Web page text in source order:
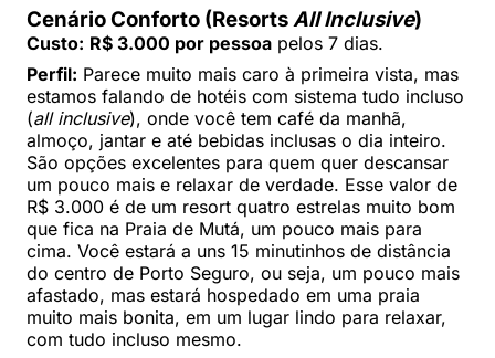
Cenário Conforto (ResortsAll Inclusive)
Custo: R$ 3.000 por pessoa pelos 7 dias.
Perfil: Parece muito mais caro à primeira vista, mas
estamos falando de hotéis com sistema tudo incluso
(all inclusive), onde você tem café da manhã,
almoço, jantar e até bebidas inclusas o dia inteiro.
São opções excelentes para quem quer descansar
um pouco mais e relaxar de verdade. Esse valor de
R$ 3.000 é de um resort quatro estrelas muito bom
que fica na Praia de Mutá, um pouco mais para
cima. Você estará a uns 15 minutinhos de distância
do centro de Porto Seguro, ou seja, um pouco mais
afastado, mas estará hospedado em uma praia
muito mais bonita, em um lugar lindo para relaxar,
com tudo incluso mesmo.